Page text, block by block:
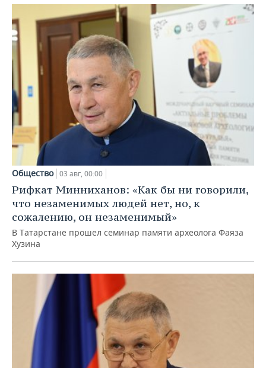
Общество 03 авг, 00:00
Рифкат Минниханов: «Как бы ни говорили,
что незаменимых людей нет, но, к
сожалению, он незаменимый»
В Татарстане прошел семинар памяти археолога Фаяза
Хузина